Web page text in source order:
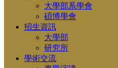
大學部系學會
碩博學會
招生資訊
大學部
研究所
學術交流